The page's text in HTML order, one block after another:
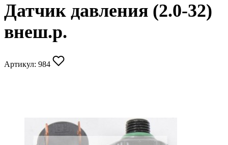
Датчик давления (2.0-32)
внеш.р.
Артикул: 984